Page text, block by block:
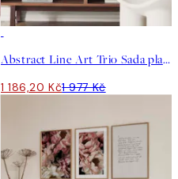
Abstract Line Art Trio Sada plakátů
1 186,20 Kč1 977 Kč